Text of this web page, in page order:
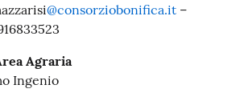
@consorziobonifica.it –
Agraria
Ingenio